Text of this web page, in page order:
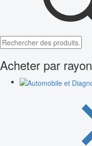
Acheter par rayon